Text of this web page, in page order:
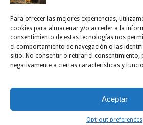
Para ofrecer las mejores experiencias,
cookies para almacenar y/o acceder a la
consentimiento de estas tecnologías nos
el comportamiento de navegación o las
sitio. No consentir o retirar el consentimiento,
negativamente a ciertas características y
Aceptar
Opt-out preferences
POLÍTICA DE PRIVACIDAD – NOTICIAS PONCE
TÉRMINOS Y CONDICIONES – NOTICIAS
Opt-out preferences
© Copyright noticias Ponce All